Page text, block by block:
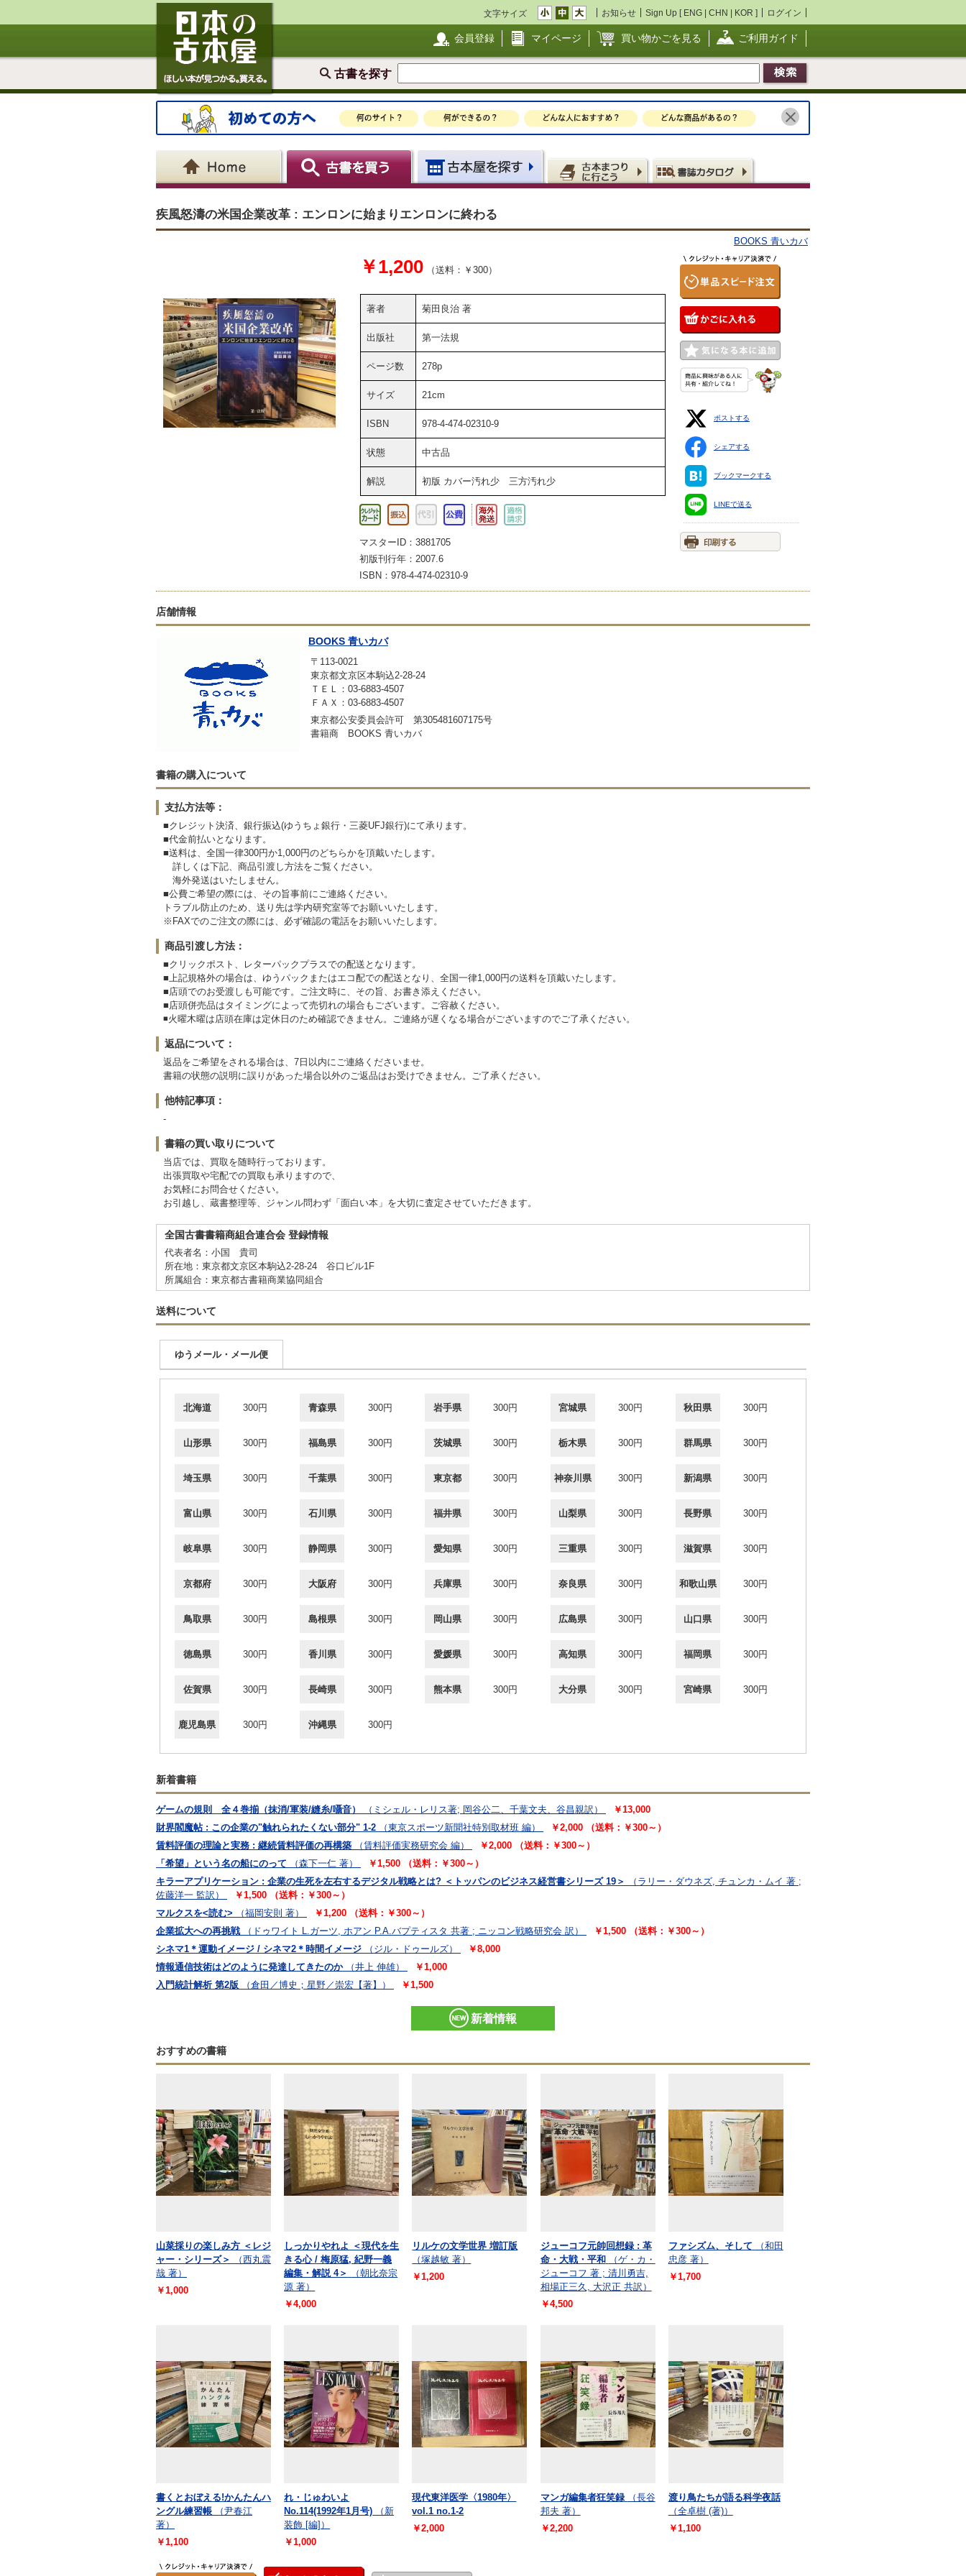
文字サイズ お知らせ Sign Up [ ENG | CHN | KOR ] ログイン
会員登録 マイページ 買い物かごを見る ご利用ガイド
古書を探す
疾風怒濤の米国企業改革 : エンロンに始まりエンロンに終わる
BOOKS 青いカバ
￥1,200 （送料：￥300）
著者 菊田良治 著
出版社 第一法規
ページ数 278p
サイズ 21cm
ISBN 978-4-474-02310-9
状態 中古品
解説 初版 カバー汚れ少 三方汚れ少
マスターID：3881705
初版刊行年：2007.6
ISBN：978-4-474-02310-9
ポストする
シェアする
ブックマークする
LINEで送る
店舗情報
BOOKS 青いカバ
〒113-0021
東京都文京区本駒込2-28-24
ＴＥＬ：03-6883-4507
ＦＡＸ：03-6883-4507
東京都公安委員会許可 第305481607175号
書籍商 BOOKS 青いカバ
書籍の購入について
支払方法等：
■クレジット決済、銀行振込(ゆうちょ銀行・三菱UFJ銀行)にて承ります。
■代金前払いとなります。
■送料は、全国一律300円か1,000円のどちらかを頂戴いたします。
詳しくは下記、商品引渡し方法をご覧ください。
海外発送はいたしません。
■公費ご希望の際には、その旨事前にご連絡ください。
トラブル防止のため、送り先は学内研究室等でお願いいたします。
※FAXでのご注文の際には、必ず確認の電話をお願いいたします。
商品引渡し方法：
■クリックポスト、レターパックプラスでの配送となります。
■上記規格外の場合は、ゆうパックまたはエコ配での配送となり、全国一律1,000円の送料を頂戴いたします。
■店頭でのお受渡しも可能です。ご注文時に、その旨、お書き添えください。
■店頭併売品はタイミングによって売切れの場合もございます。ご容赦ください。
◾️火曜木曜は店頭在庫は定休日のため確認できません。ご連絡が遅くなる場合がございますのでご了承ください。
返品について：
返品をご希望をされる場合は、7日以内にご連絡くださいませ。
書籍の状態の説明に誤りがあった場合以外のご返品はお受けできません。ご了承ください。
他特記事項：
-
書籍の買い取りについて
当店では、買取を随時行っております。
出張買取や宅配での買取も承りますので、
お気軽にお問合せください。
お引越し、蔵書整理等、ジャンル問わず「面白い本」を大切に査定させていただきます。
全国古書書籍商組合連合会 登録情報
代表者名：小国 貴司
所在地：東京都文京区本駒込2-28-24 谷口ビル1F
所属組合：東京都古書籍商業協同組合
送料について
ゆうメール・メール便
北海道 300円 青森県 300円 岩手県 300円 宮城県 300円 秋田県 300円
山形県 300円 福島県 300円 茨城県 300円 栃木県 300円 群馬県 300円
埼玉県 300円 千葉県 300円 東京都 300円 神奈川県 300円 新潟県 300円
富山県 300円 石川県 300円 福井県 300円 山梨県 300円 長野県 300円
岐阜県 300円 静岡県 300円 愛知県 300円 三重県 300円 滋賀県 300円
京都府 300円 大阪府 300円 兵庫県 300円 奈良県 300円 和歌山県 300円
鳥取県 300円 島根県 300円 岡山県 300円 広島県 300円 山口県 300円
徳島県 300円 香川県 300円 愛媛県 300円 高知県 300円 福岡県 300円
佐賀県 300円 長崎県 300円 熊本県 300円 大分県 300円 宮崎県 300円
鹿児島県 300円 沖縄県 300円
新着書籍
ゲームの規則 全４巻揃（抹消/軍装/縫糸/囁音） （ミシェル・レリス著; 岡谷公二、千葉文夫、谷昌親訳）
￥13,000
財界閻魔帖 : この企業の"触れられたくない部分" 1-2
（東京スポーツ新聞社特別取材班 編）
￥2,000 （送料：￥300～）
賃料評価の理論と実務 : 継続賃料評価の再構築
（賃料評価実務研究会 編）
￥2,000 （送料：￥300～）
「希望」という名の船にのって
（森下一仁 著）
￥1,500 （送料：￥300～）
キラーアプリケーション : 企業の生死を左右するデジタル戦略とは? ＜トッパンのビジネス経営書シリーズ 19＞
（ラリー・ダウネズ, チュンカ・ムイ 著 ;
佐藤洋一 監訳）
￥1,500 （送料：￥300～）
マルクスを<読む>
（福岡安則 著）
￥1,200 （送料：￥300～）
企業拡大への再挑戦
（ドゥワイト L.ガーツ, ホアン P.A.バプティスタ 共著 ; ニッコン戦略研究会 訳）
￥1,500 （送料：￥300～）
シネマ1＊運動イメージ / シネマ2＊時間イメージ
（ジル・ドゥールズ）
￥8,000
情報通信技術はどのように発達してきたのか
（井上 伸雄）
￥1,000
入門統計解析 第2版
（倉田／博史；星野／崇宏【著】） ￥1,500
新着情報
おすすめの書籍
山菜採りの楽しみ方 ＜レジ
ャー・シリーズ＞
（西丸震
哉 著）
￥1,000
しっかりやれよ ＜現代を生
きる心 / 梅原猛, 紀野一義
編集・解説 4＞
（朝比奈宗
源 著）
￥4,000
リルケの文学世界 増訂版
（塚越敏 著）
￥1,200
ジューコフ元帥回想録 : 革
命・大戦・平和
（ゲ・カ・
ジューコフ 著 ; 清川勇吉,
相場正三久, 大沢正 共訳）
￥4,500
ファシズム、そして
（和田
忠彦 著）
￥1,700
書くとおぼえる!かんたんハ
ングル練習帳
（尹春江
著）
￥1,100
れ・じゅわいよ
No.114(1992年1月号)
（新
装飾 [編]）
￥1,000
現代東洋医学〈1980年〉
vol.1 no.1-2
￥2,000
マンガ編集者狂笑録
（長谷
邦夫 著）
￥2,200
渡り鳥たちが語る科学夜話
（全卓樹 (著)）
￥1,100